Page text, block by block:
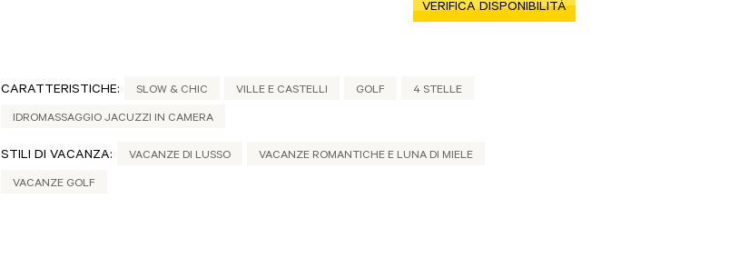
VERIFICA DISPONIBILITÀ
CARATTERISTICHE: SLOW & CHIC VILLE E CASTELLI GOLF 4 STELLE
IDROMASSAGGIO JACUZZI IN CAMERA
STILI DI VACANZA: VACANZE DI LUSSO VACANZE ROMANTICHE E LUNA DI MIELE
VACANZE GOLF